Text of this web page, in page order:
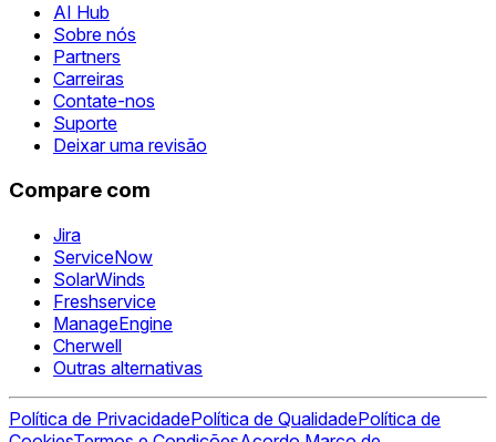
AI Hub
Sobre nós
Partners
Carreiras
Contate-nos
Suporte
Deixar uma revisão
Compare com
Jira
ServiceNow
SolarWinds
Freshservice
ManageEngine
Cherwell
Outras alternativas
Política de PrivacidadePolítica de QualidadePolítica de